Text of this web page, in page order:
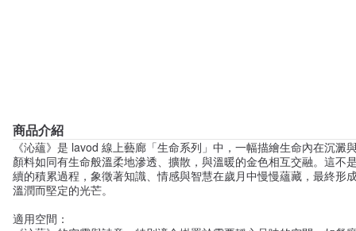
商品介紹
《沁蘊》是 lavod 線上藝廊「生命系列」中，一幅描繪生命內在沉澱
顏料如同有生命般溫柔地滲透、擴散，與溫暖的金色相互交融。這不
續的積累過程，象徵著知識、情感與智慧在歲月中慢慢蘊藏，最終形
溫潤而堅定的光芒。
適用空間：